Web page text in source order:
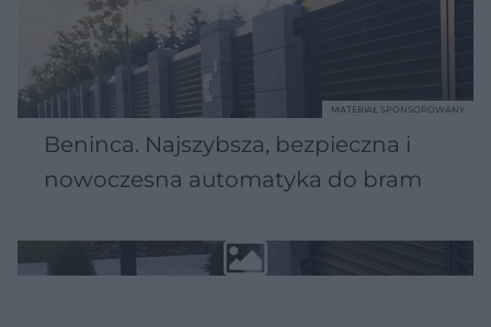
Beninca. Najszybsza, bezpieczna i
nowoczesna automatyka do bram
MATERIAŁ SPONSOROWANY